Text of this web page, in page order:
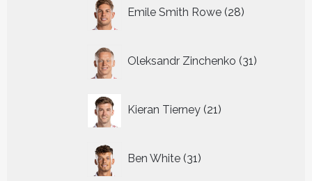
Emile Smith Rowe 28
producten
Oleksandr Zinchenko 31
producten
Kieran Tierney 21
producten
Ben White 31
producten